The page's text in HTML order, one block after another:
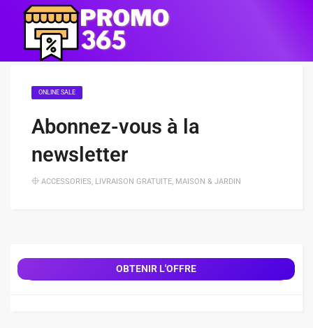
ONLINE SALE
Abonnez-vous à la
newsletter
ACCESSORIES, LIVRAISON GRATUITE, MAISON & JARDIN
OBTENIR L'OFFRE